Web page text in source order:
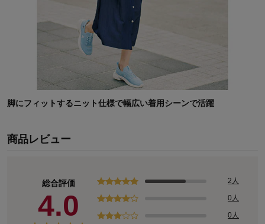
脚にフィットするニット仕様で幅広い着用シーンで活躍
商品レビュー
総合評価
4.0
2人
0人
0人